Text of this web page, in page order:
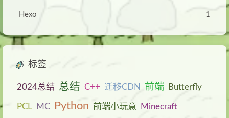
Hexo 1
标签
2024总结 总结 C++ 迁移CDN 前端 Butterfly
PCL MC Python 前端小玩意
Minecraft